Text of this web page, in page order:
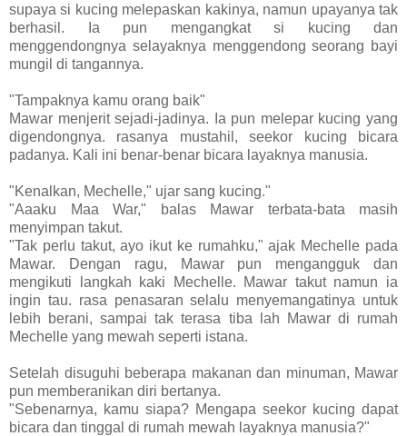
supaya si kucing melepaskan kakinya, namun upayanya tak
berhasil. Ia pun mengangkat si kucing dan
menggendongnya selayaknya menggendong seorang bayi
mungil di tangannya.
"Tampaknya kamu orang baik"
Mawar menjerit sejadi-jadinya. Ia pun melepar kucing yang
digendongnya. rasanya mustahil, seekor kucing bicara
padanya. Kali ini benar-benar bicara layaknya manusia.
"Kenalkan, Mechelle," ujar sang kucing."
"Aaaku Maa War," balas Mawar terbata-bata masih
menyimpan takut.
"Tak perlu takut, ayo ikut ke rumahku," ajak Mechelle pada
Mawar. Dengan ragu, Mawar pun mengangguk dan
mengikuti langkah kaki Mechelle. Mawar takut namun ia
ingin tau. rasa penasaran selalu menyemangatinya untuk
lebih berani, sampai tak terasa tiba lah Mawar di rumah
Mechelle yang mewah seperti istana.
Setelah disuguhi beberapa makanan dan minuman, Mawar
pun memberanikan diri bertanya.
"Sebenarnya, kamu siapa? Mengapa seekor kucing dapat
bicara dan tinggal di rumah mewah layaknya manusia?"